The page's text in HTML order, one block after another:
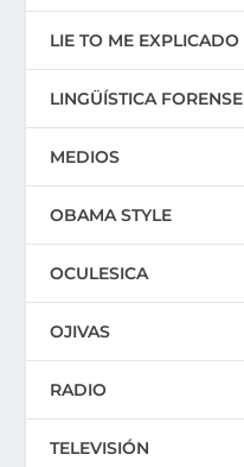
LIE TO ME EXPLICADO
LINGÜÍSTICA FORENSE
MEDIOS
OBAMA STYLE
OCULESICA
OJIVAS
RADIO
TELEVISIÓN